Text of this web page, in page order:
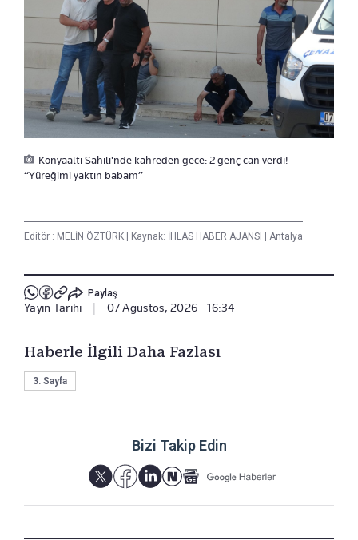
Konyaaltı Sahili'nde kahreden gece: 2 genç can verdi!
“Yüreğimi yaktın babam”
Editör : MELİN ÖZTÜRK Kaynak: İHLAS HABER AJANSI Antalya
Paylaş
Yayın Tarihi 07 Ağustos, 2026 - 16:34
Haberle İlgili Daha Fazlası
3. Sayfa
Bizi Takip Edin